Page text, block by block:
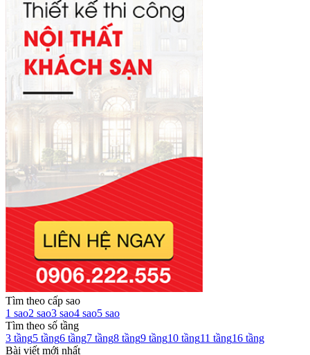
Tìm theo cấp sao
1 sao2 sao3 sao4 sao
Tìm theo số tầng
3 tầng5 tầng 6 tầng
Bài viết mới nhất